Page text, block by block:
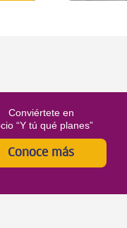
Conviértete en
“Y tú qué planes”
Conoce más